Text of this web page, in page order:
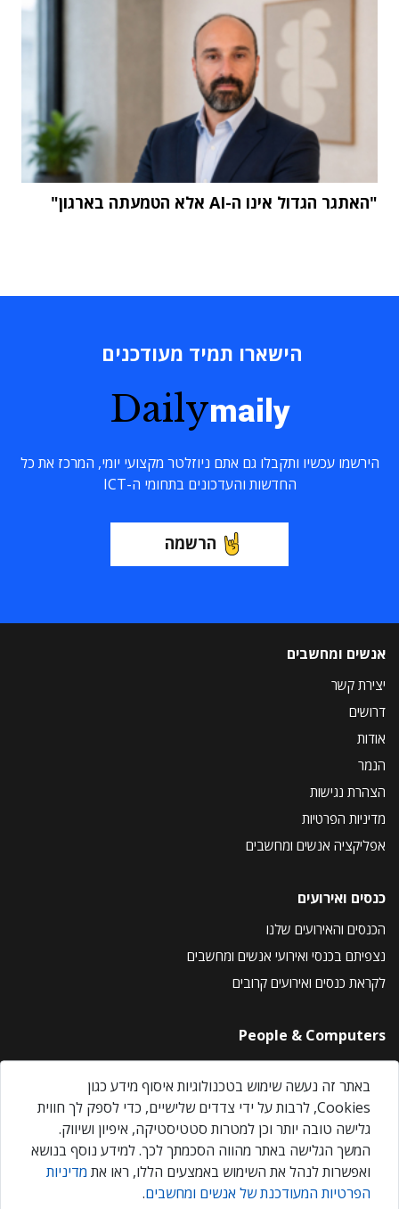
"האתגר הגדול אינו ה-AI אלא הטמעתה בארגון"
הישארו תמיד מעודכנים
Dailymaily
הירשמו עכשיו ותקבלו גם אתם ניוזלטר מקצועי יומי, המרכז את כל
החדשות והעדכונים בתחומי ה-ICT
הרשמה
אנשים ומחשבים
יצירת קשר
דרושים
אודות
הנמר
הצהרת נגישות
מדיניות הפרטיות
אפליקציה אנשים ומחשבים
כנסים ואירועים
הכנסים והאירועים שלנו
נצפיתם בכנסי ואירועי אנשים ומחשבים
לקראת כנסים ואירועים קרובים
People & Computers
About Us
Privacy Policy
Contact Us
Our Events
באתר זה נעשה שימוש בטכנולוגיות איסוף מידע כגון
Cookies, לרבות על ידי צדדים שלישיים, כדי לספק לך חווית
גלישה טובה יותר וכן למטרות סטטיסטיקה, איפיון ושיווק.
המשך הגלישה באתר מהווה הסכמתך לכך. למידע נוסף בנושא
ואפשרות לנהל את השימוש באמצעים הללו, ראו את מדיניות
הפרטיות המעודכנת של אנשים ומחשבים.